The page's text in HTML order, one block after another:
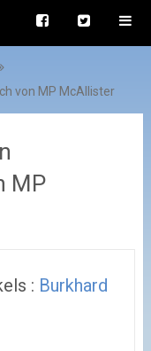
von MP McAllister
MP
: Burkhard